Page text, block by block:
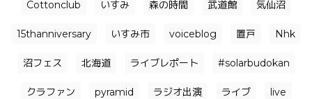
Cottonclub いすみ 森の時間 武道館 気仙沼
15thanniversary いすみ市 voiceblog 置戸 Nhk
沼フェス 北海道 ライブレポート #solarbudokan
クラファン pyramid ラジオ出演 ライブ live